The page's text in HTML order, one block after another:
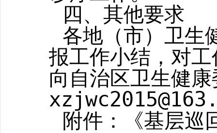
四、其他要求
各地（市）卫生
报工作小结，对
向自治区卫生健
附件：
《基层